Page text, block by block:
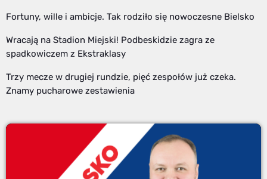
Fortuny, wille i ambicje. Tak rodziło się nowoczesne Bielsko
Wracają na Stadion Miejski! Podbeskidzie zagra ze
spadkowiczem z Ekstraklasy
Trzy mecze w drugiej rundzie, pięć zespołów już czeka.
Znamy pucharowe zestawienia